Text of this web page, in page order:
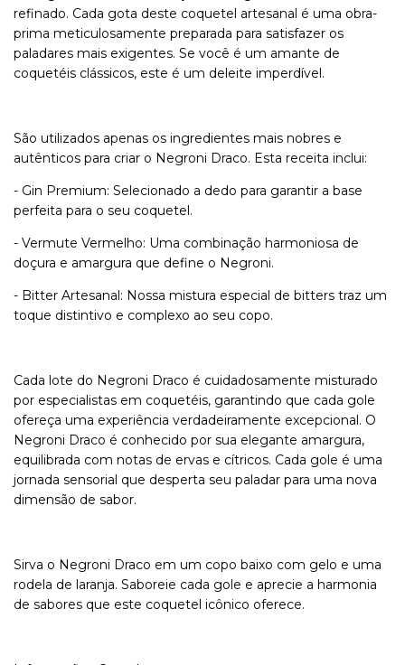
refinado. Cada gota deste coquetel artesanal é uma obra-
prima meticulosamente preparada para satisfazer os
paladares mais exigentes. Se você é um amante de
coquetéis clássicos, este é um deleite imperdível.
São utilizados apenas os ingredientes mais nobres e
autênticos para criar o Negroni Draco. Esta receita inclui:
- Gin Premium: Selecionado a dedo para garantir a base
perfeita para o seu coquetel.
- Vermute Vermelho: Uma combinação harmoniosa de
doçura e amargura que define o Negroni.
- Bitter Artesanal: Nossa mistura especial de bitters traz um
toque distintivo e complexo ao seu copo.
Cada lote do Negroni Draco é cuidadosamente misturado
por especialistas em coquetéis, garantindo que cada gole
ofereça uma experiência verdadeiramente excepcional. O
Negroni Draco é conhecido por sua elegante amargura,
equilibrada com notas de ervas e cítricos. Cada gole é uma
jornada sensorial que desperta seu paladar para uma nova
dimensão de sabor.
Sirva o Negroni Draco em um copo baixo com gelo e uma
rodela de laranja. Saboreie cada gole e aprecie a harmonia
de sabores que este coquetel icônico oferece.